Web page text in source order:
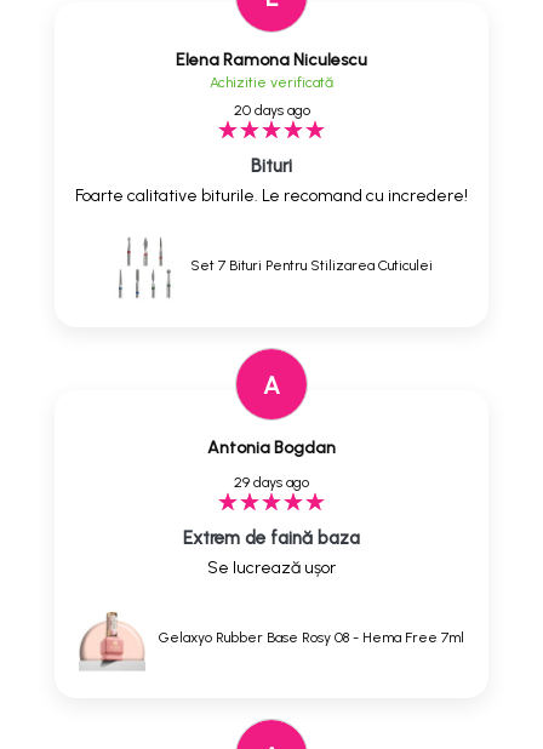
Elena Ramona Niculescu
Achizitie verificată
20 days ago
Bituri
Foarte calitative biturile. Le recomand cu incredere!
Set 7 Bituri Pentru Stilizarea Cuticulei
A
Antonia Bogdan
29 days ago
Extrem de faină baza
Se lucrează ușor
Gelaxyo Rubber Base Rosy 08 - Hema Free 7ml